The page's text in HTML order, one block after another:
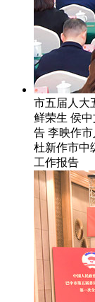
市五届人大
鲜荣生 侯
告 李映作
杜新作市中
工作报告